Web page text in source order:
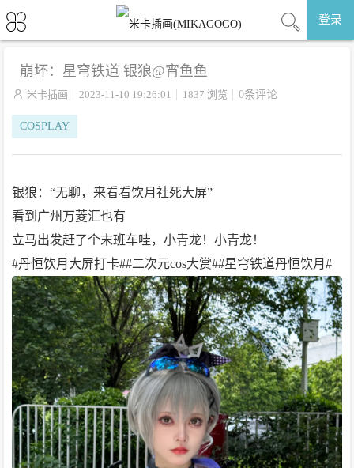
登录
崩坏：星穹铁道 银狼@宵鱼鱼
 米卡插画 2023-11-10 19:26:01 1837 浏览 0条评论
COSPLAY
银狼：“无聊，来看看饮月社死大屏”
看到广州万菱汇也有
立马出发赶了个末班车哇，小青龙！小青龙！
#丹恒饮月大屏打卡##二次元cos大赏##星穹铁道丹恒饮月# ​​​